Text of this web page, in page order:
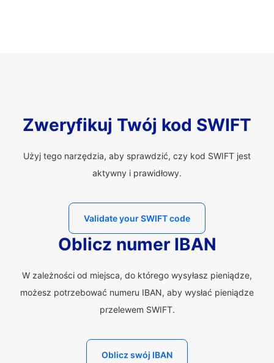
Zweryfikuj Twój kod SWIFT
Użyj tego narzędzia, aby sprawdzić, czy kod SWIFT jest
aktywny i prawidłowy.
Validate your SWIFT code
Oblicz numer IBAN
W zależności od miejsca, do którego wysyłasz pieniądze,
możesz potrzebować numeru IBAN, aby wysłać pieniądze
przelewem SWIFT.
Oblicz swój IBAN